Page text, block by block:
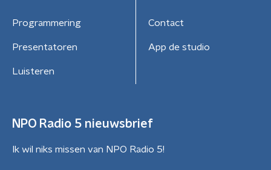
Programmering
Presentatoren
Luisteren
Contact
App de studio
NPO Radio 5 nieuwsbrief
Ik wil niks missen van NPO Radio 5!